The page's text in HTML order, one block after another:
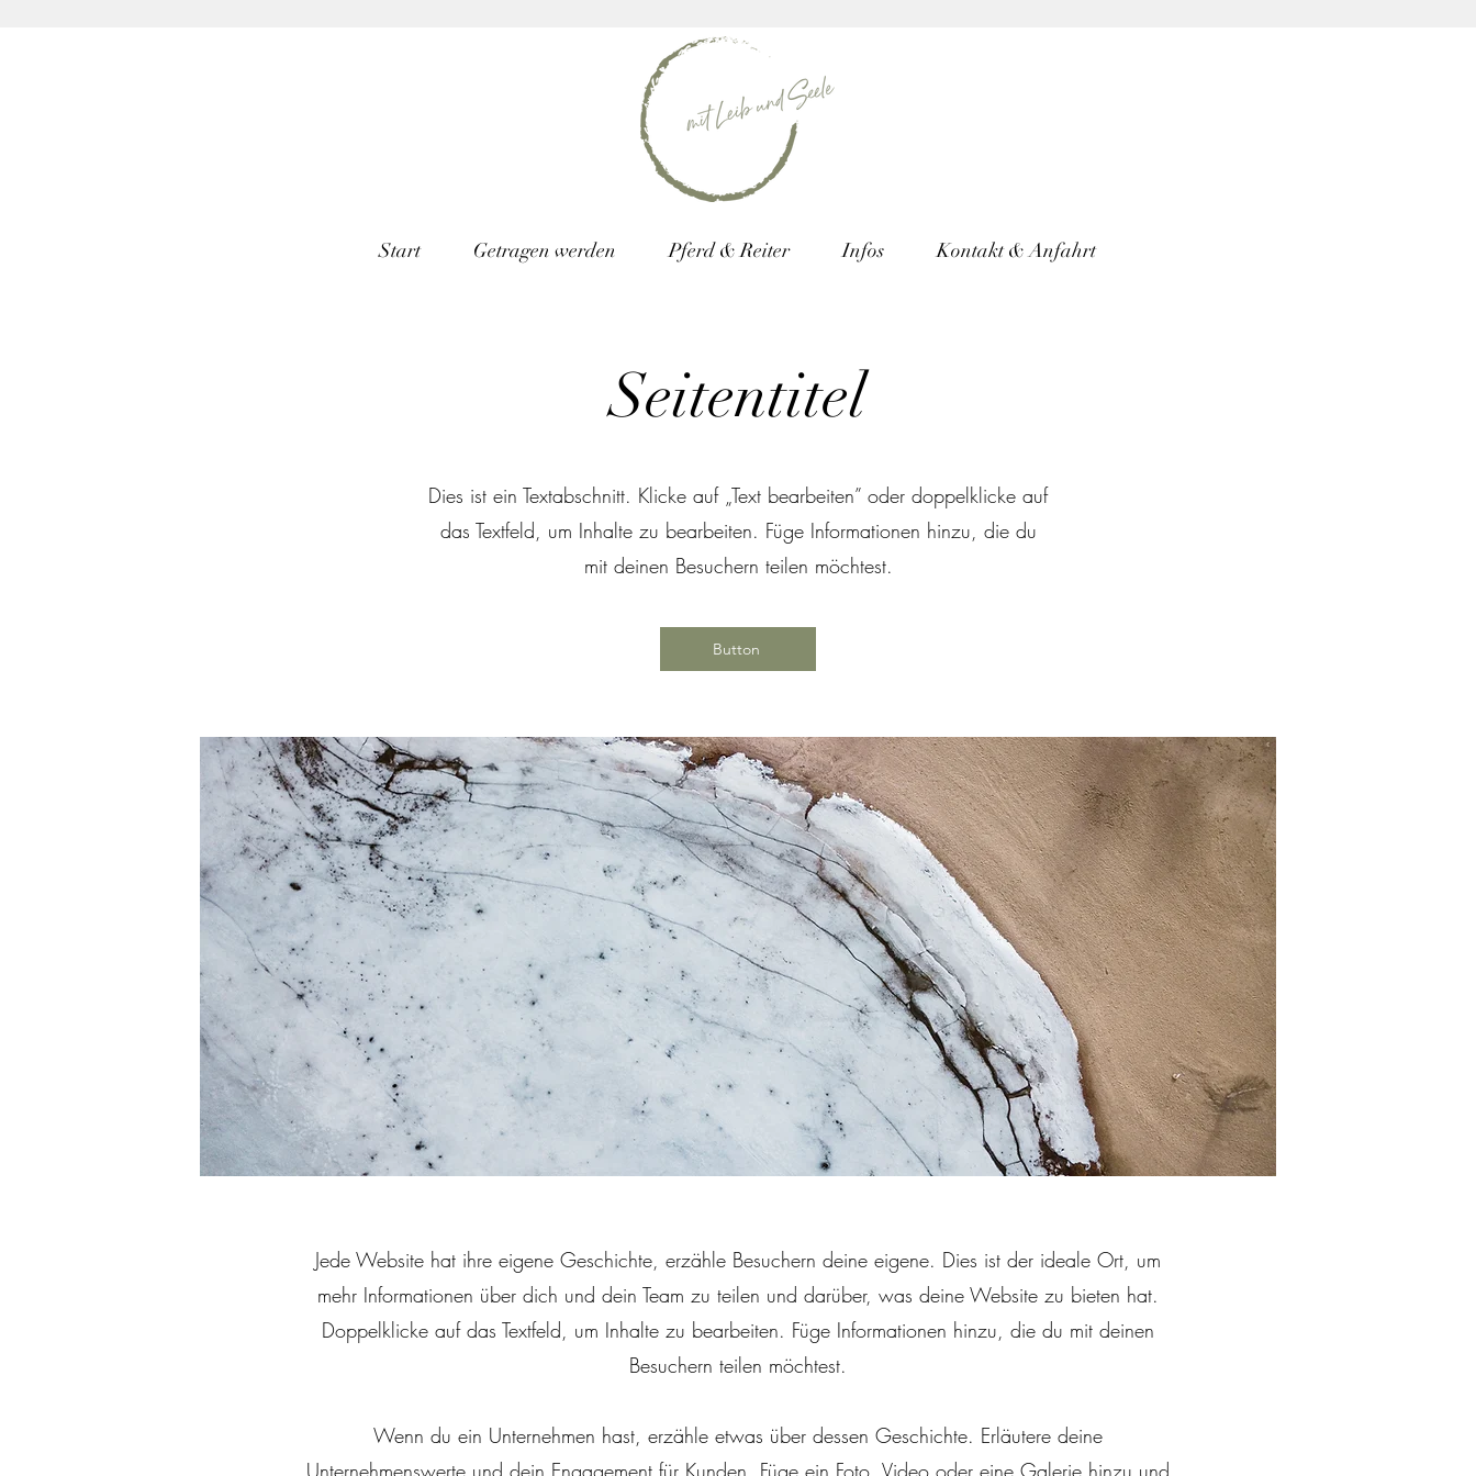
Start Getragen werden Pferd & Reiter Infos Kontakt & Anfahrt
Seitentitel
Dies ist ein Textabschnitt. Klicke auf „Text bearbeiten” oder doppelklicke auf
das Textfeld, um Inhalte zu bearbeiten. Füge Informationen hinzu, die du
mit deinen Besuchern teilen möchtest.
Button
Jede Website hat ihre eigene Geschichte, erzähle Besuchern deine eigene. Dies ist der ideale Ort, um
mehr Informationen über dich und dein Team zu teilen und darüber, was deine Website zu bieten hat.
Doppelklicke auf das Textfeld, um Inhalte zu bearbeiten. Füge Informationen hinzu, die du mit deinen
Besuchern teilen möchtest.
Wenn du ein Unternehmen hast, erzähle etwas über dessen Geschichte. Erläutere deine
Unternehmenswerte und dein Engagement für Kunden. Füge ein Foto, Video oder eine Galerie hinzu und